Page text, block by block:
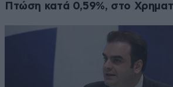
Πτώση κατά 0,59%, στο